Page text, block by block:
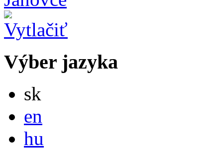
Výber jazyka
sk
en
hu